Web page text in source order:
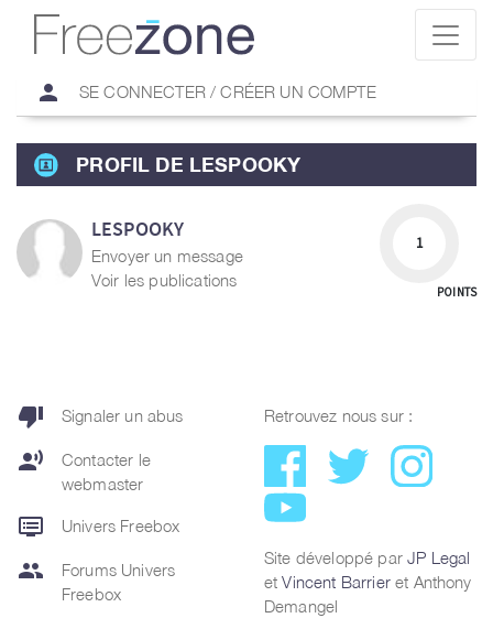
person SE CONNECTER / CRÉER UN COMPTE
PROFIL DE LESPOOKY
LESPOOKY
Envoyer un message
Voir les publications
1
POINTS
thumb_down Signaler un abus
record_voice_over
Contacter le
webmaster
dvr Univers Freebox
group
Forums Univers
Freebox
Retrouvez nous sur :
Site développé parJP Legal
etVincent Barrieret Anthony
Demangel